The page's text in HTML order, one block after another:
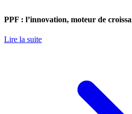
PPF : l’innovation, moteur de
Lire la suite